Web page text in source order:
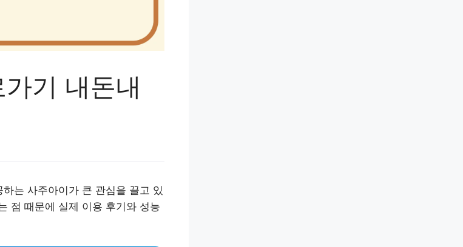
기 내돈내
는 사주아이가 큰 관심을 끌고 있
점 때문에 실제 이용 후기와 성능